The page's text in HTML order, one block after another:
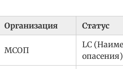
Организация Статус
МСОП
LC
опасения)